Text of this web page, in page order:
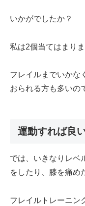
いかがでしたか？
私は2個当てはまり
フレイルまでいかな
おられる方も多いの
運動すれば良
では、いきなりレベ
をしたり、膝を痛め
フレイルトレーニン